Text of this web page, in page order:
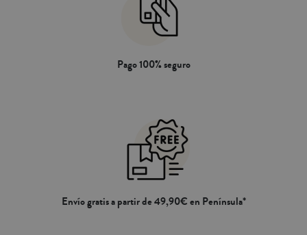
Pago 100% seguro
Envío gratis a partir de 49,90€ en Península*